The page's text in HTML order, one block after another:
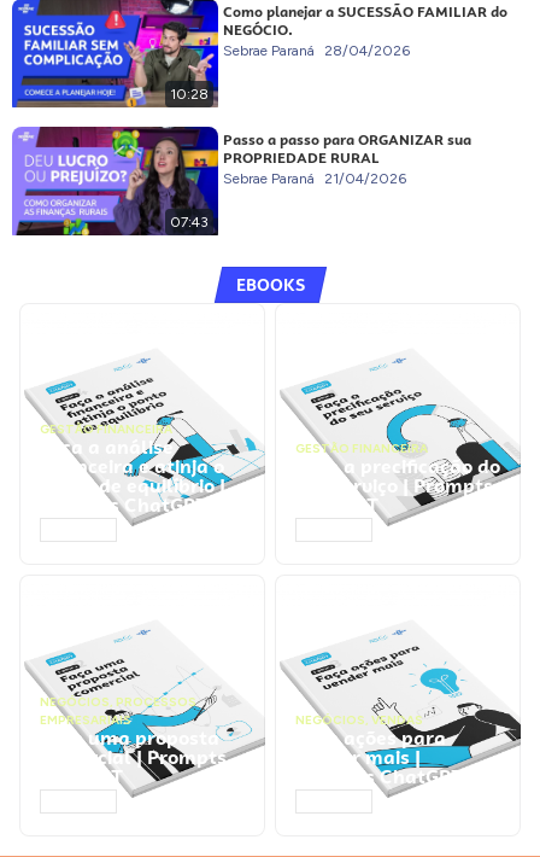
10:28
Como planejar a SUCESSÃO FAMILIAR do
NEGÓCIO.
Sebrae Paraná 28/04/2026
07:43
Passo a passo para ORGANIZAR sua
PROPRIEDADE RURAL
Sebrae Paraná 21/04/2026
EBOOKS
GESTÃO FINANCEIRA
Faça a análise
financeira e atinja o
ponto de equilíbrio |
Prompts ChatGPT
GESTÃO FINANCEIRA
Faça a precificação do
seu serviço | Prompts
ChatGPT
NEGÓCIOS, PROCESSOS
EMPRESARIAIS
Faça uma proposta
comercial | Prompts
ChatGPT
NEGÓCIOS, VENDAS
Faça ações para
vender mais |
Prompts ChatGPT